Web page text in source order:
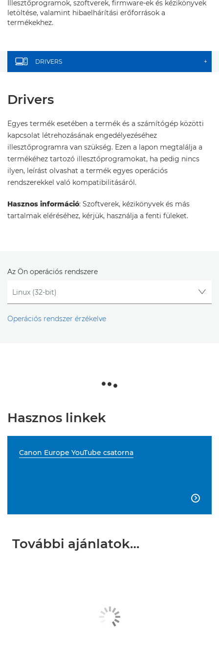
Illesztőprogramok, szoftverek, firmware-ek és kézikönyvek
letöltése, valamint hibaelhárítási erőforrások a
termékekhez.
DRIVERS +
Drivers
Egyes termék esetében a termék és a számítógép közötti
kapcsolat létrehozásának engedélyezéséhez
illesztőprogramra van szükség. Ezen a lapon megtalálja a
termékéhez tartozó illesztőprogramokat, ha pedig nincs
ilyen, leírást olvashat a termék egyes operációs
rendszerekkel való kompatibilitásáról.
Hasznos információ: Szoftverek, kézikönyvek és más
tartalmak eléréséhez, kérjük, használja a fenti füleket.
Az Ön operációs rendszere
Operációs rendszer érzékelve
Hasznos linkek
Canon Europe YouTube csatorna

További ajánlatok…